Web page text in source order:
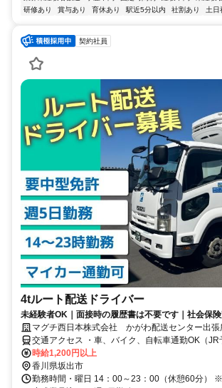
研修あり
賞与あり 育休あり 駅近5分以内 社割あり 土日
契約社員
4tルート配送ドライバー
未経験者OK｜面接時の履歴書は不要です｜社会保
活かして働けます◎｜福利厚生充実
マグチ西日本株式会社 かがわ配送センター出張
交通アクセス ・車、バイク、自転車通勤OK（JR
り 車で約13分） ・JR予讃線 「坂出」駅より琴参バス利用で約40分
（「米出」停留所より徒歩10分）
時給1,200円以上
香川県坂出市
勤務時間・曜日 14：00～23：00（休憩60分）